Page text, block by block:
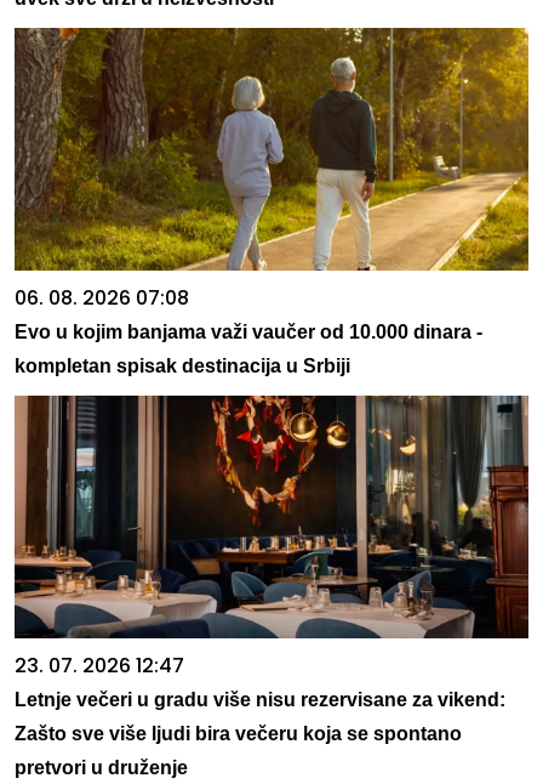
06. 08. 2026 07:08
Evo u kojim banjama važi vaučer od 10.000 dinara -
kompletan spisak destinacija u Srbiji
23. 07. 2026 12:47
Letnje večeri u gradu više nisu rezervisane za vikend:
Zašto sve više ljudi bira večeru koja se spontano
pretvori u druženje